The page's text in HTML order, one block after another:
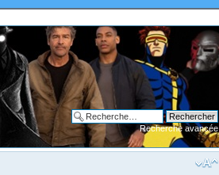
Recherche avancée